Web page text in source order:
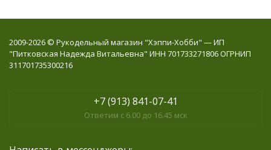
2009-2026 © Рукодельный магазин "Хэппи-Хобби" — ИП
"Питковская Надежда Витальевна" ИНН 701733271806 ОГРНИП
311701735300216
+7 (913) 841-07-41
Ответим с 6.00 до 16.45 мск